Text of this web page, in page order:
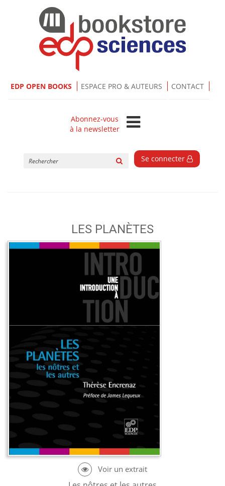
EDP OPEN BOOKS ESPACE PRO & AUTEURS CONTACT
Abonnez-vous
à la newsletter
Se connecter
LES PLANÈTES